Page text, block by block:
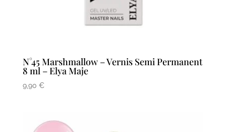
N°45 Marshmallow – Vernis Semi Permanent
8 ml – Elya Maje
9,90 €